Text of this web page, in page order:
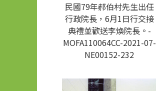
民國79年郝伯村先生出任
行政院長，6月1日行交接
典禮並歡送李煥院長。-
MOFA110064CC-2021-07-
NE00152-232